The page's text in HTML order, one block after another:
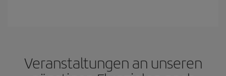
Veranstaltungen an unseren